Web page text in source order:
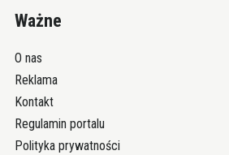
Ważne
O nas
Reklama
Kontakt
Regulamin portalu
Polityka prywatności